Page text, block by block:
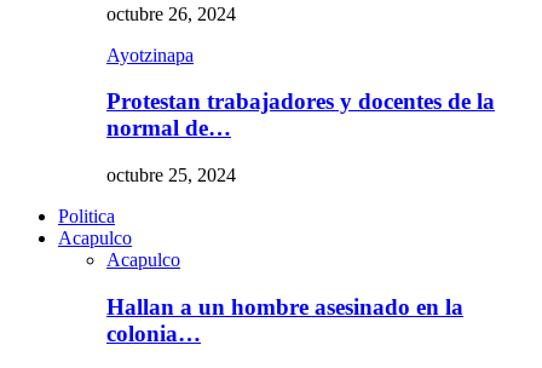
octubre 26, 2024
Ayotzinapa
Protestan trabajadores y docentes de la
normal de…
octubre 25, 2024
Politica
Acapulco
Acapulco
Hallan a un hombre asesinado en la
colonia…